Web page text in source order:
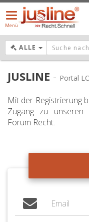
Menü
öffnen/schließen
Menü
ALLE DROPDOWN:
JUSLINE - Portal
Mit der Registrierung
Zugang zu unseren
Forum Recht.